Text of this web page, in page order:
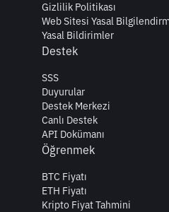
Gizlilik Politikası
Web Sitesi Yasal
Yasal Bildirimler
Destek
SSS
Duyurular
Destek Merkezi
Canlı Destek
API Dokümanı
Öğrenmek
BTC Fiyatı
ETH Fiyatı
Kripto Fiyat Tahmini